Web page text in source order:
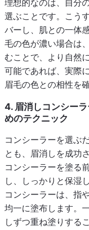
理想的なのは、自分
選ぶことです。こう
バーし、肌との一体
毛の色が濃い場合は
むことで、より自然
可能であれば、実際
眉毛の色との相性を
4. 眉消しコンシー
めのテクニック
コンシーラーを選ぶ
とも、眉消しを成功
コンシーラーを塗る
し、しっかりと保湿
コンシーラーは、指
均一に塗布します。
しずつ重ね塗りする